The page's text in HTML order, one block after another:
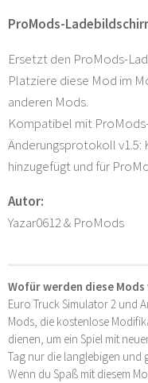
ProMods-
Ersetzt den ProMods-
Platziere diese Mod im
anderen Mods.
Kompatibel mit
Änderungsprotokoll v1.5:
hinzugefügt und für
Autor:
Yazar0612 & ProMods
Wofür werden diese
Euro Truck Simulator 2 und
Mods, die kostenlose
dienen, um ein Spiel mit
Tag nur die langlebigen und
Wenn du Spaß mit diesem